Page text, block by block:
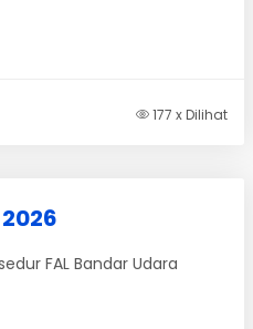
177 x Dilihat
FAL Bandar Udara